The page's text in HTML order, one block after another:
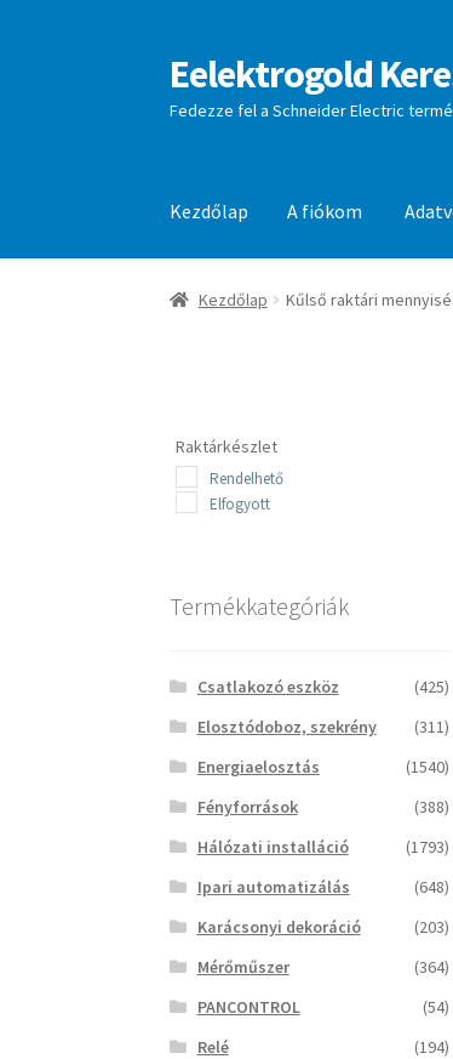
Ugrás
a
navigációhoz
Kilépés
a
tartalomba
Eelektrogold
Fedezze fel a Schneider Electric
Kezdőlap A fiókom
Kezdőlap A fiókom Adatvédelmi
Kezdőlap Kűlső raktári
Raktárkészlet
Rendelhető
Elfogyott
Termékkategóriák
Csatlakozó eszköz
(425)
Elosztódoboz, szekrény
(311)
Energiaelosztás
(1540)
Fényforrások
(388)
Hálózati installáció
(1793)
Ipari automatizálás
(648)
Karácsonyi dekoráció
(203)
Mérőműszer
(364)
PANCONTROL
(54)
Relé
(194)